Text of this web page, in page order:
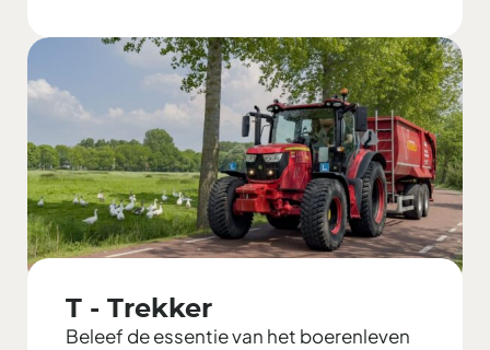
T - Trekker
Beleef de essentie van het boerenleven